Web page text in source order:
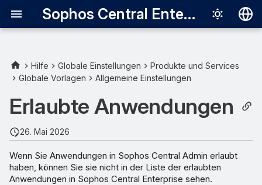
Sophos Central Enterprise
English
Français
한국어
Über erlaubte Anwendungen
Zulassen einer Anwendung
Details einer erlaubten
Anwendung bearbeiten
Hilfe Globale Einstellungen
Produkte und Services
Globale Vorlagen
Allgemeine Einstellungen
Erlaubte Anwendungen
26. Mai 2026
Wenn Sie Anwendungen in Sophos Central Admin erlaubt
haben, können Sie sie nicht in der Liste der erlaubten
Anwendungen in Sophos Central Enterprise sehen.